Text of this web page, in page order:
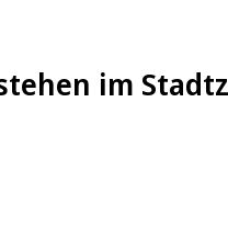
im